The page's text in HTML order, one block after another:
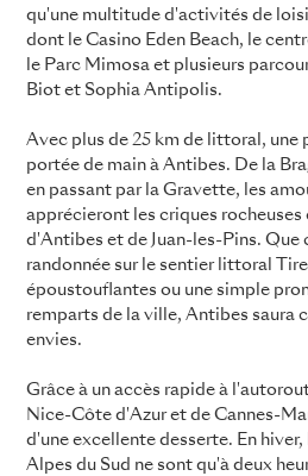
qu'une multitude d'activités de
dont le Casino Eden Beach, le
le Parc Mimosa et plusieurs
Biot et Sophia Antipolis.
Avec plus de 25 km de littoral, une
portée de main à Antibes. De la
en passant par la Gravette, les
apprécieront les criques rocheuses
d'Antibes et de Juan-les-Pins. Que
randonnée sur le sentier littoral
époustouflantes ou une simple
remparts de la ville, Antibes saura
envies.
Grâce à un accès rapide à
Nice-Côte d'Azur et de Cannes-
d'une excellente desserte. En
Alpes du Sud ne sont qu'à deux